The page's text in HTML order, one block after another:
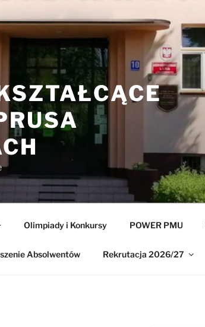
Olimpiady i Konkursy POWER PMU
Absolwentów Rekrutacja 2026/27